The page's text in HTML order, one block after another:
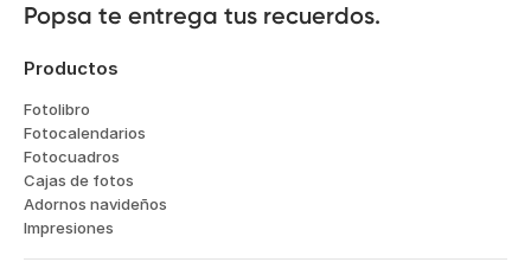
Popsa te entrega tus recuerdos.
Productos
Fotolibro
Fotocalendarios
Fotocuadros
Cajas de fotos
Adornos navideños
Impresiones